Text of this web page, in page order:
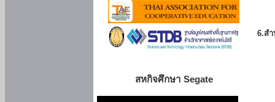
สหกิจศึกษา Segate
6.ส